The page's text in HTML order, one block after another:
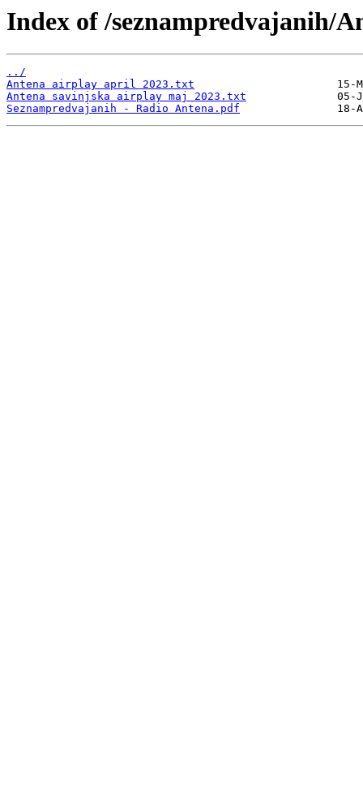
Index of /seznampredvajanih/
../
Antena airplay april 2023.txt
Antena savinjska airplay maj 2023.txt
Seznampredvajanih - Radio Antena.pdf